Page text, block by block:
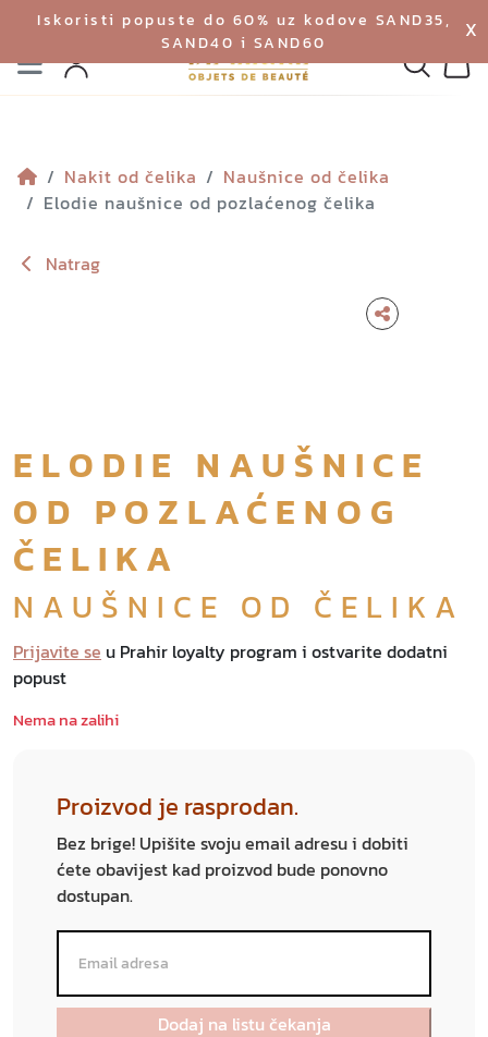
Iskoristi popuste do 60% uz kodove SAND35,
SAND40 i SAND60
X
Izbornik
Profil
Nakit od čelika
Naušnice od čelika
Elodie naušnice od pozlaćenog čelika
Natrag
ELODIE NAUŠNICE
OD POZLAĆENOG
ČELIKA
NAUŠNICE OD ČELIKA
Prijavite se u Prahir loyalty program i ostvarite dodatni
popust
Nema na zalihi
Proizvod je rasprodan.
Bez brige! Upišite svoju email adresu i dobiti
ćete obavijest kad proizvod bude ponovno
dostupan.